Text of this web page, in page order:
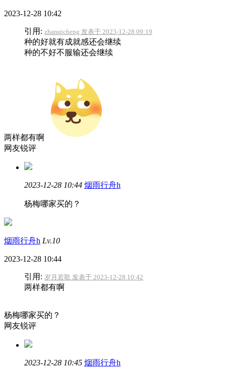
2023-12-28 10:42
引用: zhanqicheng 发表于 2023-12-28 09:19
种的好就有成就感还会继续
种的不好不服输还会继续
两样都有啊
网友锐评
2023-12-28 10:44 烟雨行舟h
杨梅哪家买的？
烟雨行舟h Lv.10
2023-12-28 10:44
引用: 岁月若歌 发表于 2023-12-28 10:42
两样都有啊
杨梅哪家买的？
网友锐评
2023-12-28 10:45 烟雨行舟h